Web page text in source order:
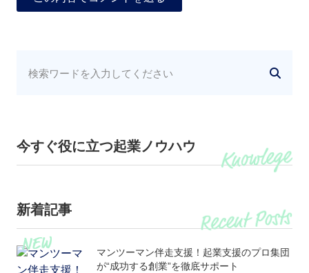
今すぐ役に立つ起業ノウハウ
新着記事
マンツーマン伴走支援！起業支援のプロ集団
が“成功する創業”を徹底サポート